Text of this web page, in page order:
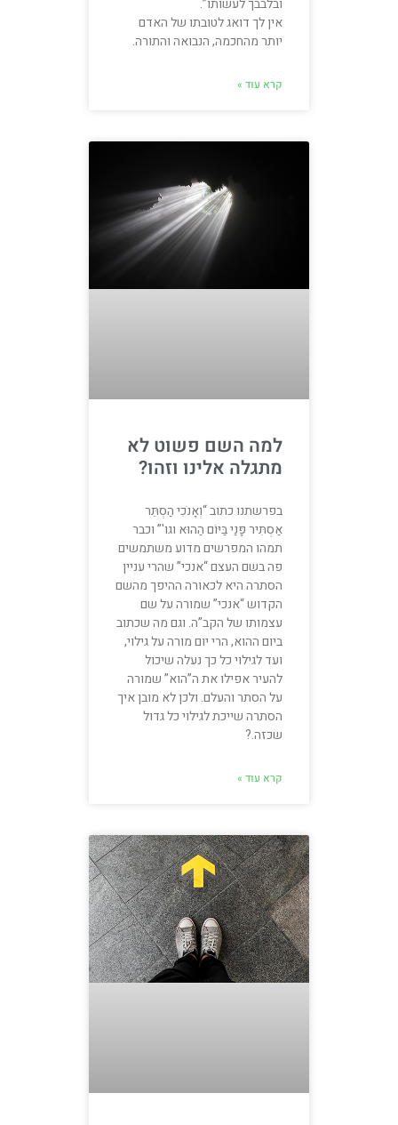
ובלבבך לעשותו”.
אין לך דואג לטובתו של האדם
יותר מהחכמה, הנבואה והתורה.
קרא עוד »
למה השם פשוט לא
מתגלה אלינו וזהו?
בפרשתנו כתוב “וְאָנֹכִי הַסְתֵּר
אַסְתִּיר פָּנַי בַּיּוֹם הַהוּא וגו'” וכבר
תמהו המפרשים מדוע משתמשים
פה בשם העצם “אנכי” שהרי עניין
הסתרה היא לכאורה ההיפך מהשם
הקדוש “אנכי” שמורה על שם
עצמותו של הקב”ה. וגם מה שכתוב
ביום ההוא, הרי יום מורה על גילוי,
ועד לגילוי כל כך נעלה שיכול
להעיר אפילו את ה”הוא” שמורה
על הסתר והעלם. ולכן לא מובן איך
הסתרה שייכת לגילוי כל גדול
שכזה.?
קרא עוד »